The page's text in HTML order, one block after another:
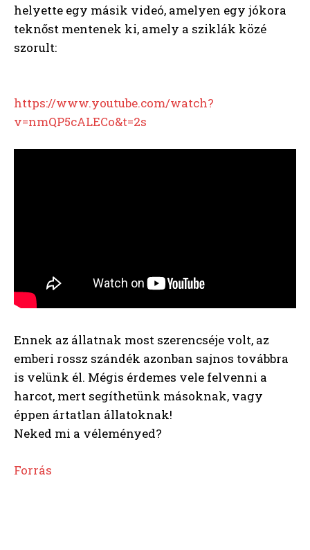
helyette egy másik videó, amelyen egy jókora
teknőst mentenek ki, amely a sziklák közé
szorult:
https://www.youtube.com/watch?
v=nmQP5cALECo&t=2s
Ennek az állatnak most szerencséje volt, az
emberi rossz szándék azonban sajnos továbbra
is velünk él. Mégis érdemes vele felvenni a
harcot, mert segíthetünk másoknak, vagy
éppen ártatlan állatoknak!
Neked mi a véleményed?
Forrás